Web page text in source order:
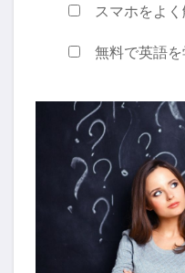
スマホをよ
無料で英語